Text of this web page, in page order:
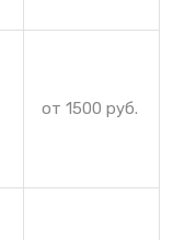
от 1500 руб.